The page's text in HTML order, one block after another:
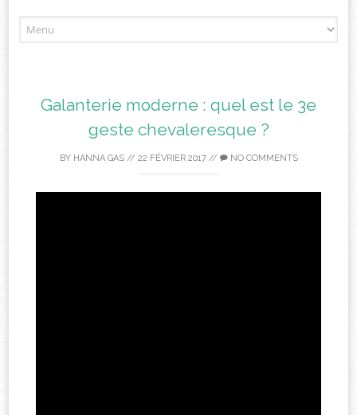
to
Galanterie moderne : quel est le 3e
geste chevaleresque ?
BY HANNA GAS// 22 FÉVRIER 2017// NO COMMENTS